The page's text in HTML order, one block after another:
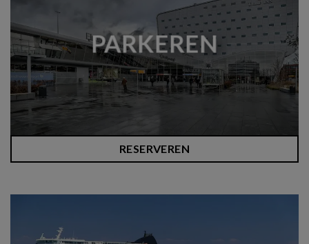
PARKEREN
RESERVEREN